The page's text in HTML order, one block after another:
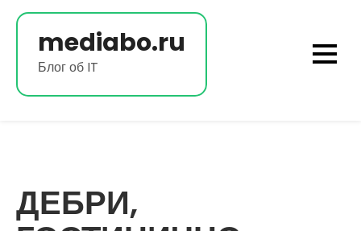
Перейти
содержимомуmediabo.ru
Блог об IT
ДЕБРИ,